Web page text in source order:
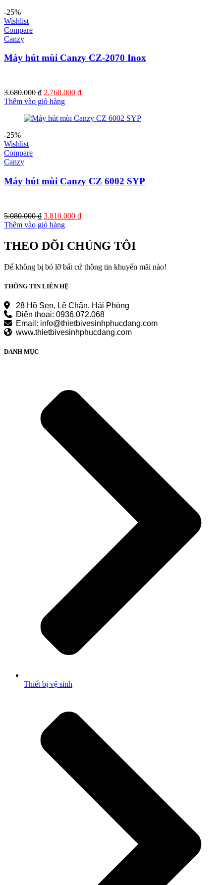
-25%
Wishlist
Compare
Canzy
Máy hút mùi Canzy CZ-2070 Inox
3.680.000₫ Giá
gốc
3.680.000 ₫.
2.760.000 ₫Giá
là:
Thêm vào giỏ hàng
-25%
Wishlist
Compare
Canzy
Máy hút mùi Canzy CZ 6002 SYP
5.080.000₫ Giá
gốc
5.080.000 ₫.
3.810.000 ₫Giá
là:
3.810.000 ₫.
Thêm vào giỏ hàng
THEO DÕI CHÚNG TÔI
Để không bị bỏ lỡ bất cứ thông tin khuyến mãi nào!
THÔNG TIN LIÊN HỆ
28 Hồ Sen, Lê Chân, Hải Phòng
Điện thoại: 0936.072.068
Email: info@thietbivesinhphucdang.com
www.thietbivesinhphucdang.com
DANH MỤC
Thiết bị vệ sinh